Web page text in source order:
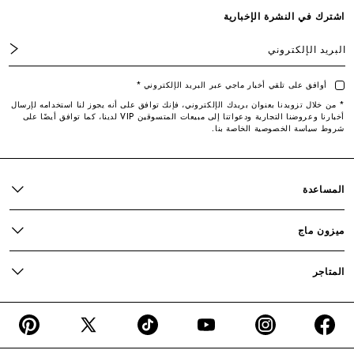
التوصيل خلال 1 إلى 2 يوم عمل
المساعدة
ميزون ماج
المتاجر
اشترك في النشرة الإخبارية
البريد الإلكتروني
أوافق على تلقي أخبار ماجي عبر البريد الإلكتروني *
* من خلال تزويدنا بعنوان بريدك الإلكتروني، فإنك توافق على أنه يجوز لنا استخدامه لإرسال
أخبارنا وعروضنا التجارية ودعواتنا إلى مبيعات المتسوقين VIP لدينا، كما توافق أيضًا على
شروط سياسة الخصوصية الخاصة بنا.
Facebook
Instagram
YouTube
TikTok
X